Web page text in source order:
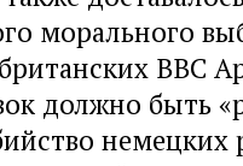
морального
ВВС
должно быть
немецких